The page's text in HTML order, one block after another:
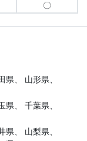
〇
県、
山形県、
県、
千葉県、
県、
山梨県、